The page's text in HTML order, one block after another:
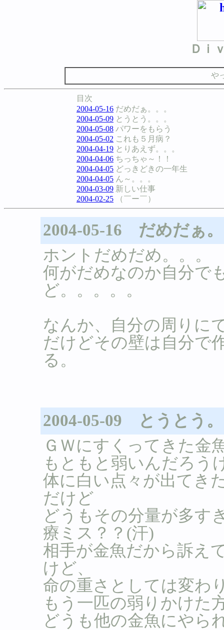
Ｄｉ
や
目次
2004-05-16 だめだぁ。。。
2004-05-09 とうとう。。。
2004-05-08 パワーをもらう
2004-05-02 これも５月病？
2004-04-19 とりあえず。。。
2004-04-06 ちっちゃ～！！
2004-04-05 どっきどきの一年生
2004-04-05 ん～。。。
2004-03-09 新しい仕事
2004-02-25 （￣ー￣）
2004-05-16 だめだぁ
ホントだめだめ。。。
何がだめなのか自分で
ど。。。。。
なんか、自分の周りに
だけどその壁は自分で
る。
2004-05-09 とうとう
ＧＷにすくってきた金
もともと弱いんだろう
体に白い点々が出てき
だけど
どうもその分量が多す
療ミス？？(汗)
相手が金魚だから訴え
けど、
命の重さとしては変わ
もう一匹の弱りかけた
どうも他の金魚にやら